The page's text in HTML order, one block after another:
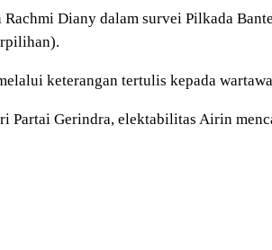
Diany dalam survei Pilkada
keterangan tertulis kepada
Gerindra, elektabilitas Airin